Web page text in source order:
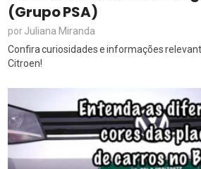
(Grupo PSA)
porJuliana Miranda
Confira curiosidades e informações
Citroen!